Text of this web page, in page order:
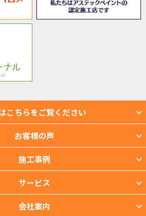
こちらをご覧ください
お客様の声
施工事例
サービス
会社案内